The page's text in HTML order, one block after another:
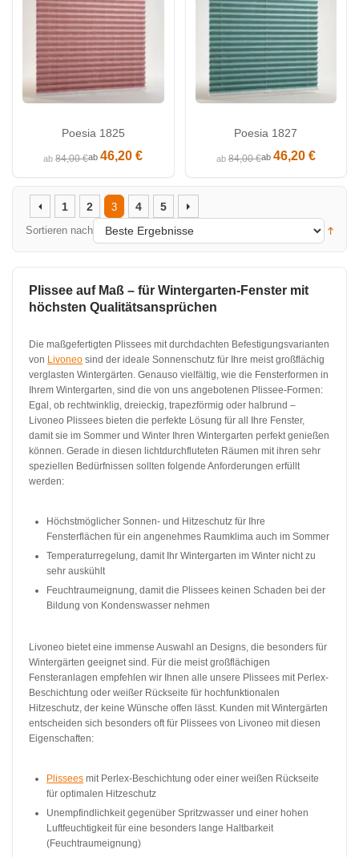
Poesia 1825
ab84,00 €ab46,20 €
Poesia 1827
ab84,00 €ab 46,20 €
Sortieren nach
1 2 3 4 5
Plissee auf Maß – für Wintergarten-Fenster mit
höchsten Qualitätsansprüchen
Die maßgefertigten Plissees mit durchdachten Befestigungsvarianten
von Livoneo sind der ideale Sonnenschutz für Ihre meist großflächig
verglasten Wintergärten. Genauso vielfältig, wie die Fensterformen in
Ihrem Wintergarten, sind die von uns angebotenen Plissee-Formen:
Egal, ob rechtwinklig, dreieckig, trapezförmig oder halbrund –
Livoneo Plissees bieten die perfekte Lösung für all Ihre Fenster,
damit sie im Sommer und Winter Ihren Wintergarten perfekt genießen
können. Gerade in diesen lichtdurchfluteten Räumen mit ihren sehr
speziellen Bedürfnissen sollten folgende Anforderungen erfüllt
werden:
Höchstmöglicher Sonnen- und Hitzeschutz für Ihre
Fensterflächen für ein angenehmes Raumklima auch im Sommer
Temperaturregelung, damit Ihr Wintergarten im Winter nicht zu
sehr auskühlt
Feuchtraumeignung, damit die Plissees keinen Schaden bei der
Bildung von Kondenswasser nehmen
Livoneo bietet eine immense Auswahl an Designs, die besonders für
Wintergärten geeignet sind. Für die meist großflächigen
Fensteranlagen empfehlen wir Ihnen alle unsere Plissees mit Perlex-
Beschichtung oder weißer Rückseite für hochfunktionalen
Hitzeschutz, der keine Wünsche offen lässt. Kunden mit Wintergärten
entscheiden sich besonders oft für Plissees von Livoneo mit diesen
Eigenschaften:
Plissees mit Perlex-Beschichtung oder einer weißen Rückseite
für optimalen Hitzeschutz
Unempfindlichkeit gegenüber Spritzwasser und einer hohen
Luftfeuchtigkeit für eine besonders lange Haltbarkeit
(Feuchtraumeignung)